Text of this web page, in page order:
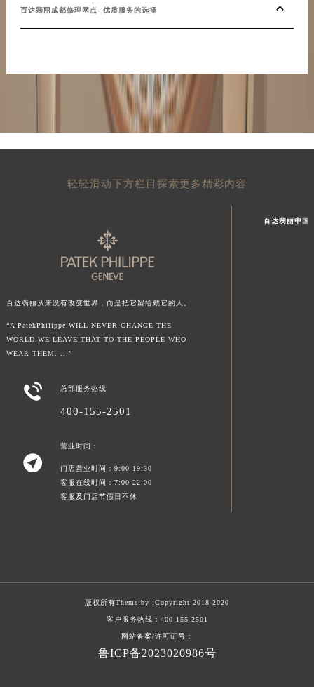
百达翡丽成都修理网点- 优质服务的选择
轻轻滑动下方栏目探索更多精彩内容
百达翡丽从来没有改变世界，而是把它留给戴它的人。
“A PatekPhilippe WILL NEVER CHANGE THE
WORLD.WE LEAVE THAT TO THE PEOPLE WHO
WEAR THEM. ...”
 总部服务热线
400-155-2501

营业时间：
门店营业时间：9:00-19:30
客服在线时间：7:00-22:00
客服及门店节假日不休
百达翡丽中国
版权所有Theme by :Copyright 2018-2020
客户服务热线： 400-155-2501
网站备案/许可证号：
鲁ICP备2023020986号